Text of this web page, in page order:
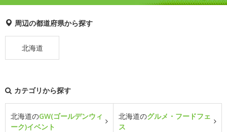
周辺の都道府県から探す
北海道
カテゴリから探す
北海道のGW(ゴールデンウィ
ーク)イベント
北海道のグルメ・フードフェ
ス